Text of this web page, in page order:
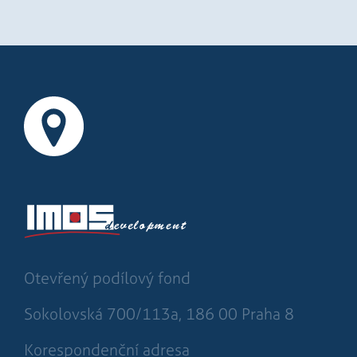
Otevřený podílový fond
Sokolovská 700/113a, 186 00 Praha 8
Korespondenční adresa